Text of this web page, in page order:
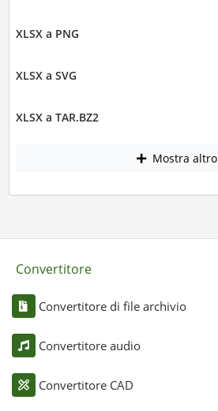
XLSX a PNG
XLSX a SVG
XLSX a TAR.BZ2
Mostra altro
Convertitore
Convertitore di file archivio
Convertitore audio
Convertitore CAD